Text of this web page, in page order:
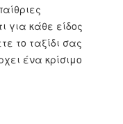
για κάθε είδος
το ταξίδι σας
ένα κρίσιμο